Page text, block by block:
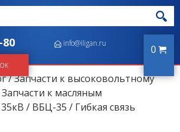
80 info@iligan.ru 0
/Запчасти к высоковольтному
Запчасти к масляным
35кВ / ВБЦ-35 / Гибкая связь